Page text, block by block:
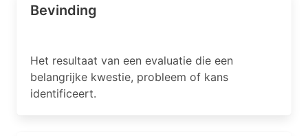
Bevinding
Het resultaat van een evaluatie die een
belangrijke kwestie, probleem of kans
identificeert.